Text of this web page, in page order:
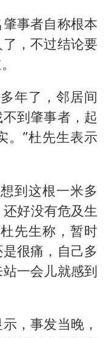
事者自称根本
，不过结论要
年了，邻居间
到肇事者，起
。”杜先生表示
到这根一米多
好没有危及生
先生称，暂时
很痛，自己多
一会儿就感到
，事发当晚，